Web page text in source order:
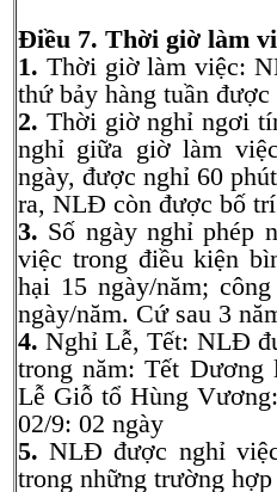
Điều 7. Thời giờ làm
1. Thời giờ làm việc:
thứ bảy hàng tuần
2. Thời giờ nghỉ ngơi
nghỉ giữa giờ làm
ngày, được nghỉ 60
ra, NLĐ còn được bố
3. Số ngày nghỉ phép
việc trong điều kiện
hại 15 ngày/năm;
ngày/năm. Cứ sau 3
4. Nghỉ Lễ, Tết: NLĐ
trong năm: Tết
Lễ Giỗ tổ Hùng
02/9: 02 ngày
5. NLĐ được nghỉ
trong những trường hợp